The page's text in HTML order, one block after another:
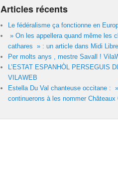
Articles récents
Le fédéralisme ça fonctionne en
» On les appellera quand même les
cathares » : un article dans Midi
Per molts anys , mestre Savall !
L’ESTAT ESPANHÒL PERSEGUIS
VILAWEB
Estella Du Val chanteuse occitane :
continuerons à les nommer Châteaux